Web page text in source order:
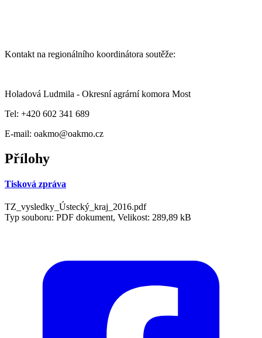
Kontakt na regionálního koordinátora soutěže:
Holadová Ludmila - Okresní agrární komora Most
Tel: +420 602 341 689
E-mail: oakmo@oakmo.cz
Přílohy
Tisková zpráva
TZ_vysledky_Ústecký_kraj_2016.pdf
Typ souboru: PDF dokument, Velikost: 289,89 kB